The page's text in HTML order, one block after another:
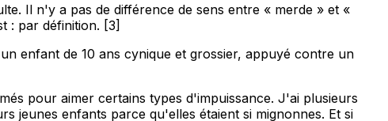
Il n'y a pas de différence de sens entre « merde » et «
: par définition. [3]
enfant de 10 ans cynique et grossier, appuyé contre un
pour aimer certains types d'impuissance. J'ai plusieurs
jeunes enfants parce qu'elles étaient si mignonnes. Et si